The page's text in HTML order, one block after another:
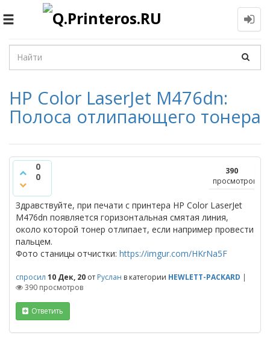
Toggle
HP Color LaserJet M476dn:
Полоса отлипающего тонера
0
0
390
просмотров
Здравствуйте, при печати с принтера HP Color LaserJet
M476dn появляется горизонтальная смятая линия,
около которой тонер отлипает, если например провести
пальцем.
Фото станицы отчистки: https://imgur.com/HKrNa5F
спросил 10 Дек, 20 от Руслан в категории HEWLETT-PACKARD |
390 просмотров
Ответить